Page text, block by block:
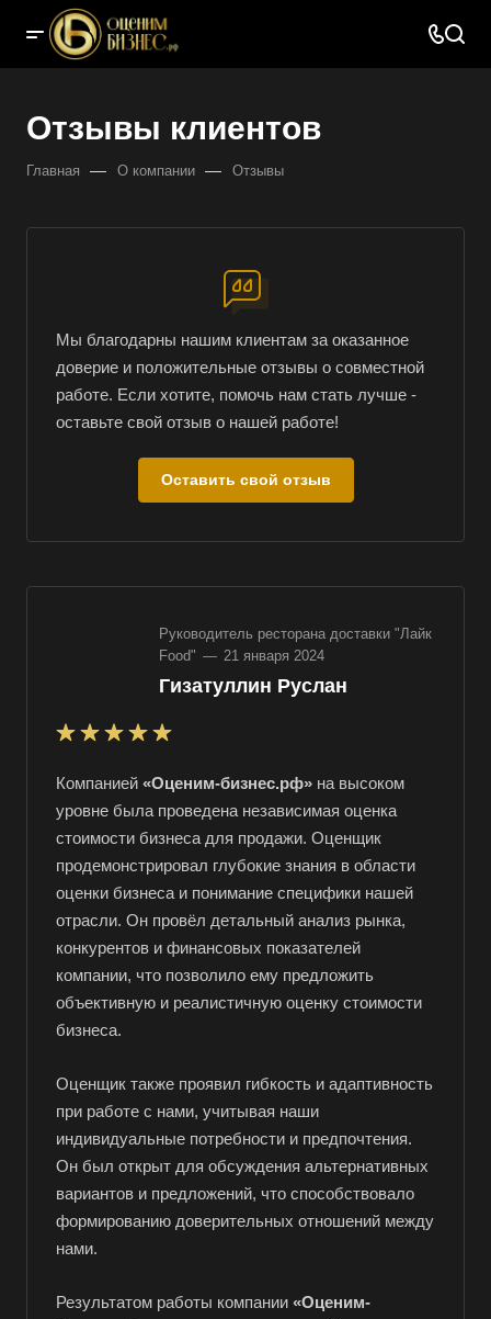
Отзывы клиентов
Главная — О компании — Отзывы
Мы благодарны нашим клиентам за оказанное
доверие и положительные отзывы о совместной
работе. Если хотите, помочь нам стать лучше -
оставьте свой отзыв о нашей работе!
Оставить свой отзыв
Руководитель ресторана доставки "Лайк
Food" — 21 января 2024
Гизатуллин Руслан
Компанией «Оценим-бизнес.рф» на высоком
уровне была проведена независимая оценка
стоимости бизнеса для продажи. Оценщик
продемонстрировал глубокие знания в области
оценки бизнеса и понимание специфики нашей
отрасли. Он провёл детальный анализ рынка,
конкурентов и финансовых показателей
компании, что позволило ему предложить
объективную и реалистичную оценку стоимости
бизнеса.
Оценщик также проявил гибкость и адаптивность
при работе с нами, учитывая наши
индивидуальные потребности и предпочтения.
Он был открыт для обсуждения альтернативных
вариантов и предложений, что способствовало
формированию доверительных отношений между
нами.
Результатом работы компании «Оценим-